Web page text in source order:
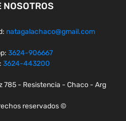
NOSOTROS
natagalachaco@gmail.com
3624-906667
3624-443200
785 - Resistencia - Chaco - Arg
reservados ©